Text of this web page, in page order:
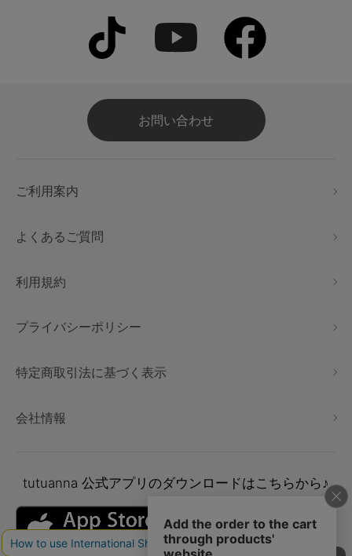
お問い合わせ
ご利用案内
よくあるご質問
利用規約
プライバシーポリシー
特定商取引法に基づく表示
会社情報
tutuanna 公式アプリのダウンロードはこちらから♪